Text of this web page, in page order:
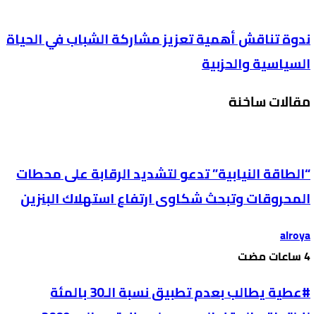
ندوة تناقش أهمية تعزيز مشاركة الشباب في الحياة
السياسية والحزبية
مقالات ساخنة
“الطاقة النيابية” تدعو لتشديد الرقابة على محطات
المحروقات وتبحث شكاوى ارتفاع استهلاك البنزين
alroya
#عطية يطالب بعدم تطبيق نسبة الـ30 بالمئة